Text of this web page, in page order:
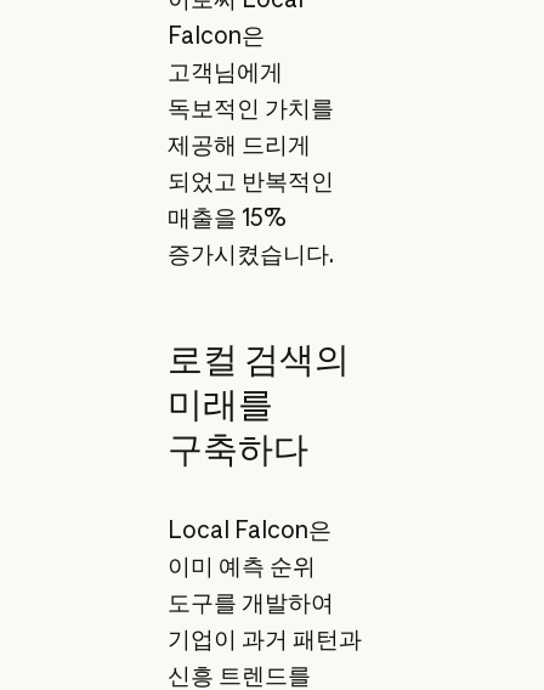
Falcon은
고객님에게
독보적인 가치를
제공해 드리게
되었고 반복적인
매출을 15%
증가시켰습니다.
로컬 검색의
미래를
구축하다
Local Falcon은
이미 예측 순위
도구를 개발하여
기업이 과거 패턴과
신흥 트렌드를